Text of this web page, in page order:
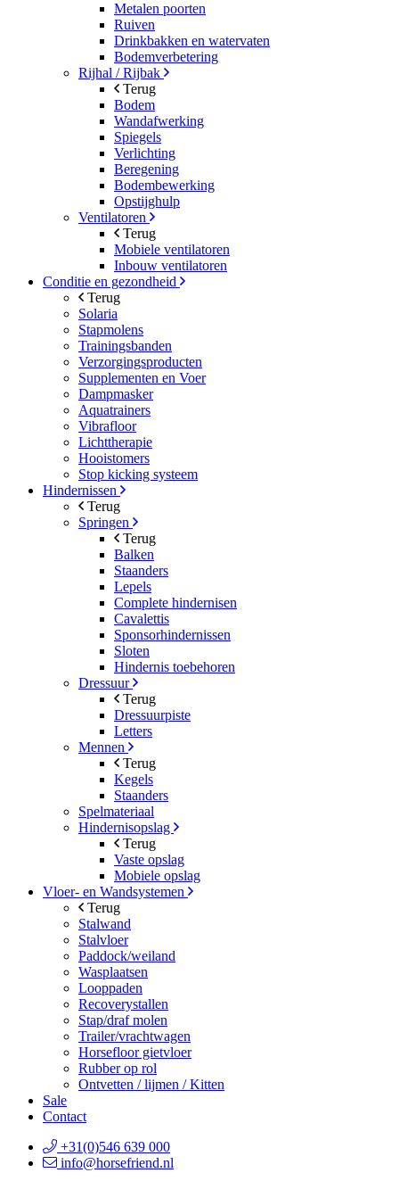
Metalen poorten
Ruiven
Drinkbakken en watervaten
Bodemverbetering
Rijhal / Rijbak
Terug
Bodem
Wandafwerking
Spiegels
Verlichting
Beregening
Bodembewerking
Opstijghulp
Ventilatoren
Terug
Mobiele ventilatoren
Inbouw ventilatoren
Conditie en gezondheid
Terug
Solaria
Stapmolens
Trainingsbanden
Verzorgingsproducten
Supplementen en Voer
Dampmasker
Aquatrainers
Vibrafloor
Lichttherapie
Hooistomers
Stop kicking systeem
Hindernissen
Terug
Springen
Terug
Balken
Staanders
Lepels
Complete hindernisen
Cavalettis
Sponsorhindernissen
Sloten
Hindernis toebehoren
Dressuur
Terug
Dressuurpiste
Letters
Mennen
Terug
Kegels
Staanders
Spelmateriaal
Hindernisopslag
Terug
Vaste opslag
Mobiele opslag
Vloer- en Wandsystemen
Terug
Stalwand
Stalvloer
Paddock/weiland
Wasplaatsen
Looppaden
Recoverystallen
Stap/draf molen
Trailer/vrachtwagen
Horsefloor gietvloer
Rubber op rol
Ontvetten / lijmen / Kitten
Sale
Contact
+31(0)546 639 000
info@horsefriend.nl